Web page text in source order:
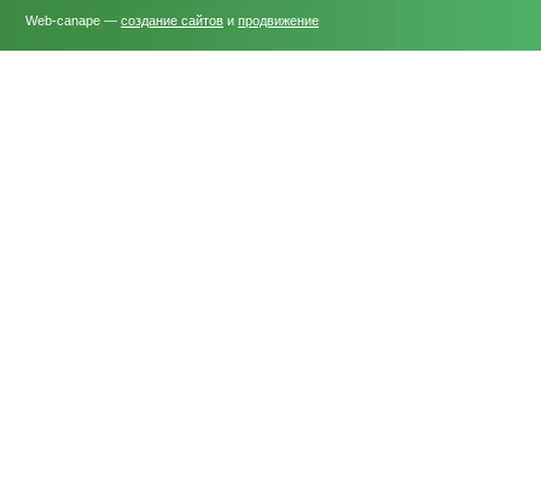
Web-canape — создание сайтов и продвижение